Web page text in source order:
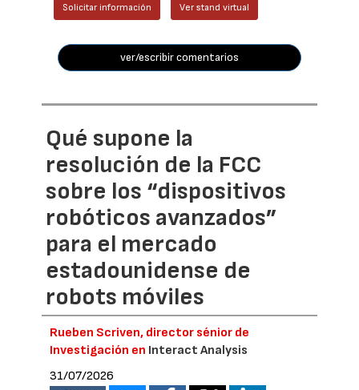
Solicitar información Ver stand virtual
ver/escribir comentarios
Qué supone la
resolución de la FCC
sobre los “dispositivos
robóticos avanzados”
para el mercado
estadounidense de
robots móviles
Rueben Scriven, director sénior de
Investigación en Interact Analysis
31/07/2026